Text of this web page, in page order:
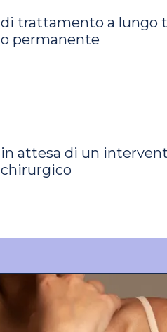
di trattamento a lungo
o permanente
in attesa di un
chirurgico